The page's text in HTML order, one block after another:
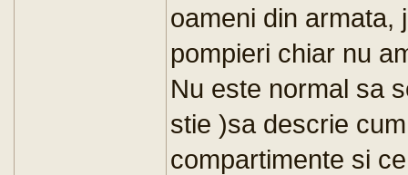
oameni din armata,
pompieri chiar nu
Nu este normal sa
stie )sa descrie
compartimente si